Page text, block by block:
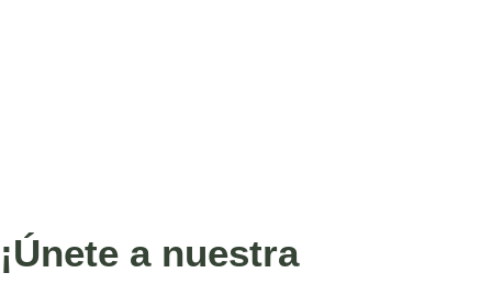
¡Únete a nuestra